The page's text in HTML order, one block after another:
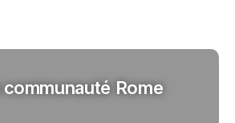
Rome